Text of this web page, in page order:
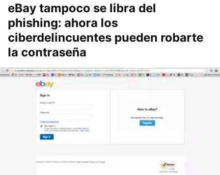
eBay tampoco se libra del
phishing: ahora los
ciberdelincuentes pueden robarte
la contraseña